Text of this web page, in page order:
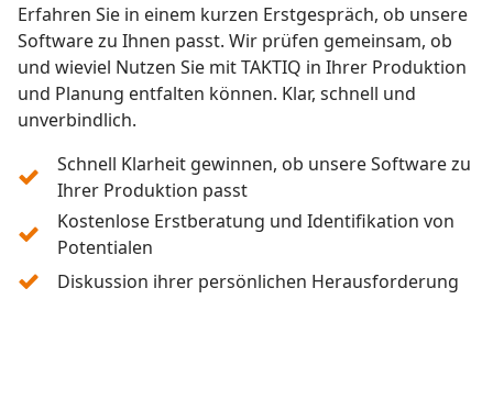
Erfahren Sie in einem kurzen Erstgespräch, ob unsere
Software zu Ihnen passt. Wir prüfen gemeinsam, ob
und wieviel Nutzen Sie mit TAKTIQ in Ihrer Produktion
und Planung entfalten können. Klar, schnell und
unverbindlich.
Schnell Klarheit gewinnen, ob unsere Software zu
Ihrer Produktion passt
Kostenlose Erstberatung und Identifikation von
Potentialen
Diskussion ihrer persönlichen Herausforderung